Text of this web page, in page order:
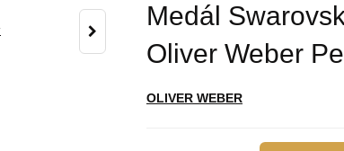
Medál
Oliver Weber
OLIVER WEBER